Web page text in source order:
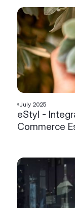
July 2025
eStyl -
Commerce